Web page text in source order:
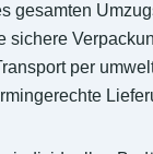
gesamten
sichere
per